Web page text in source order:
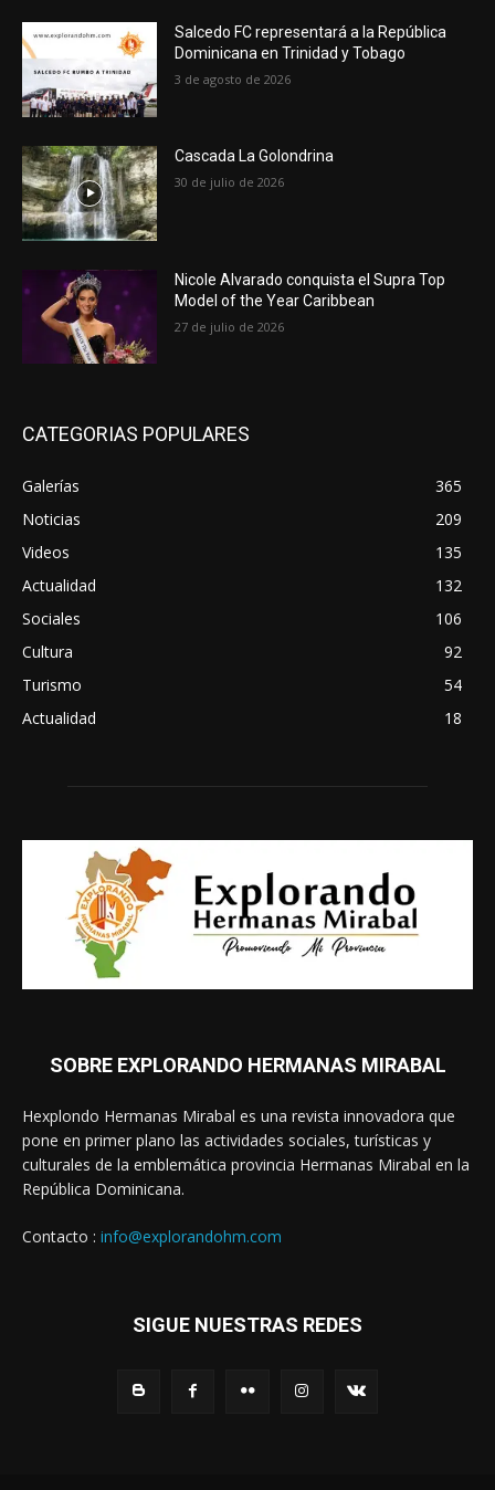
Salcedo FC representará a la República
Dominicana en Trinidad y Tobago
3 de agosto de 2026
Cascada La Golondrina
30 de julio de 2026
Nicole Alvarado conquista el Supra Top
Model of the Year Caribbean
27 de julio de 2026
CATEGORIAS POPULARES
Galerías
365
Noticias
209
Videos
135
Actualidad
132
Sociales
106
Cultura
92
Turismo
54
Actualidad
18
SOBRE EXPLORANDO HERMANAS MIRABAL
Hexplondo Hermanas Mirabal es una revista innovadora que
pone en primer plano las actividades sociales, turísticas y
culturales de la emblemática provincia Hermanas Mirabal en la
República Dominicana.
Contacto : info@explorandohm.com
SIGUE NUESTRAS REDES